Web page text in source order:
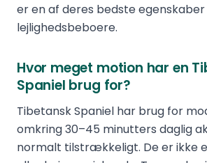
er en af deres bedste
lejlighedsbeboere.
Hvor meget motion har en
Spaniel brug for?
Tibetansk Spaniel har brug for
omkring 30–45 minutters daglig
normalt tilstrækkeligt. De er ikke